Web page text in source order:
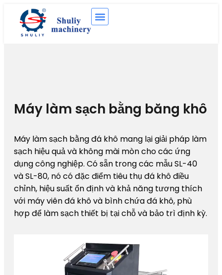
Máy làm sạch bằng băng khô
Máy làm sạch bằng đá khô mang lại giải pháp làm
sạch hiệu quả và không mài mòn cho các ứng
dụng công nghiệp. Có sẵn trong các mẫu SL-40
và SL-80, nó có đặc điểm tiêu thụ đá khô điều
chỉnh, hiệu suất ổn định và khả năng tương thích
với máy viên đá khô và bình chứa đá khô, phù
hợp để làm sạch thiết bị tại chỗ và bảo trì định kỳ.